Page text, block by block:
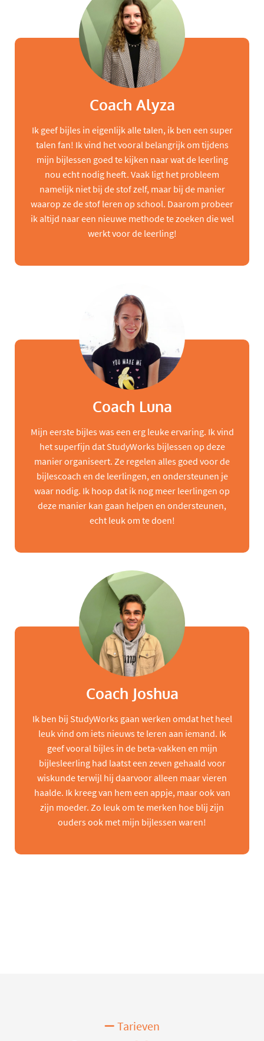
Coach Alyza
Ik geef bijles in eigenlijk alle talen, ik ben een super
talen fan! Ik vind het vooral belangrijk om tijdens
mijn bijlessen goed te kijken naar wat de leerling
nou echt nodig heeft. Vaak ligt het probleem
namelijk niet bij de stof zelf, maar bij de manier
waarop ze de stof leren op school. Daarom probeer
ik altijd naar een nieuwe methode te zoeken die wel
werkt voor de leerling!
Coach Luna
Mijn eerste bijles was een erg leuke ervaring. Ik vind
het superfijn dat StudyWorks bijlessen op deze
manier organiseert. Ze regelen alles goed voor de
bijlescoach en de leerlingen, en ondersteunen je
waar nodig. Ik hoop dat ik nog meer leerlingen op
deze manier kan gaan helpen en ondersteunen,
echt leuk om te doen!
Coach Joshua
Ik ben bij StudyWorks gaan werken omdat het heel
leuk vind om iets nieuws te leren aan iemand. Ik
geef vooral bijles in de beta-vakken en mijn
bijlesleerling had laatst een zeven gehaald voor
wiskunde terwijl hij daarvoor alleen maar vieren
haalde. Ik kreeg van hem een appje, maar ook van
zijn moeder. Zo leuk om te merken hoe blij zijn
ouders ook met mijn bijlessen waren!
Tarieven